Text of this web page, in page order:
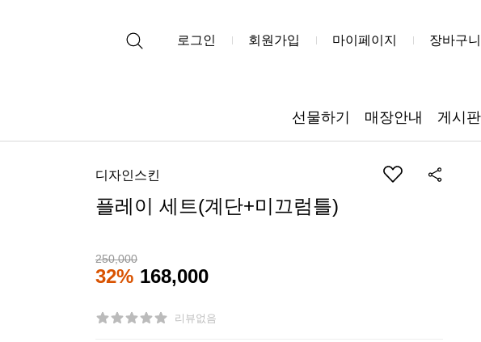
로그인 회원가입 마이페이지 장바구니
선물하기 매장안내 게시판
디자인스킨
플레이 세트(계단+미끄럼틀)
250,000
32% 168,000
리뷰없음